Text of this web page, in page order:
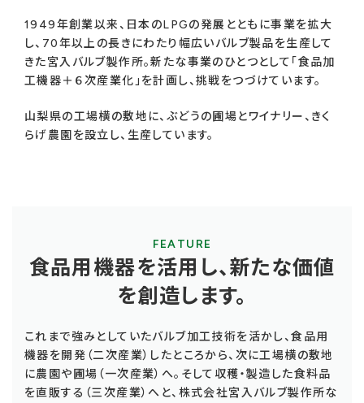
1949年創業以来、日本のLPGの発展とともに事業を拡大
し、70年以上の長きにわたり幅広いバルブ製品を生産して
きた宮入バルブ製作所。新たな事業のひとつとして「食品加
工機器＋６次産業化」を計画し、挑戦をつづけています。
山梨県の工場横の敷地に、ぶどうの圃場とワイナリー、きく
らげ農園を設立し、生産しています。
食品用機器を活用し、新たな価値
を創造します。
FEATURE
これまで強みとしていたバルブ加工技術を活かし、食品用
機器を開発（二次産業）したところから、次に工場横の敷地
に農園や圃場（一次産業）へ。そして収穫・製造した食料品
を直販する（三次産業）へと、株式会社宮入バルブ製作所な